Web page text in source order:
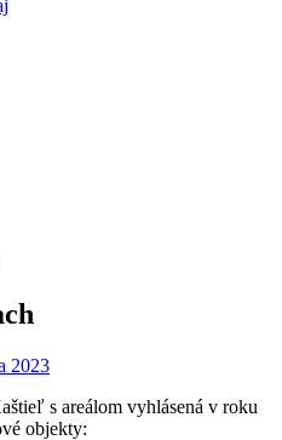
2023
s areálom vyhlásená v roku
objekty: